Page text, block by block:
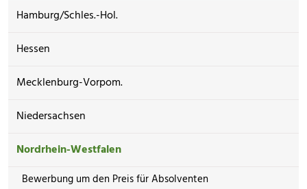
Hamburg/Schles.-Hol.
Hessen
Mecklenburg-Vorpom.
Niedersachsen
Nordrhein-Westfalen
Bewerbung um den Preis für Absolventen